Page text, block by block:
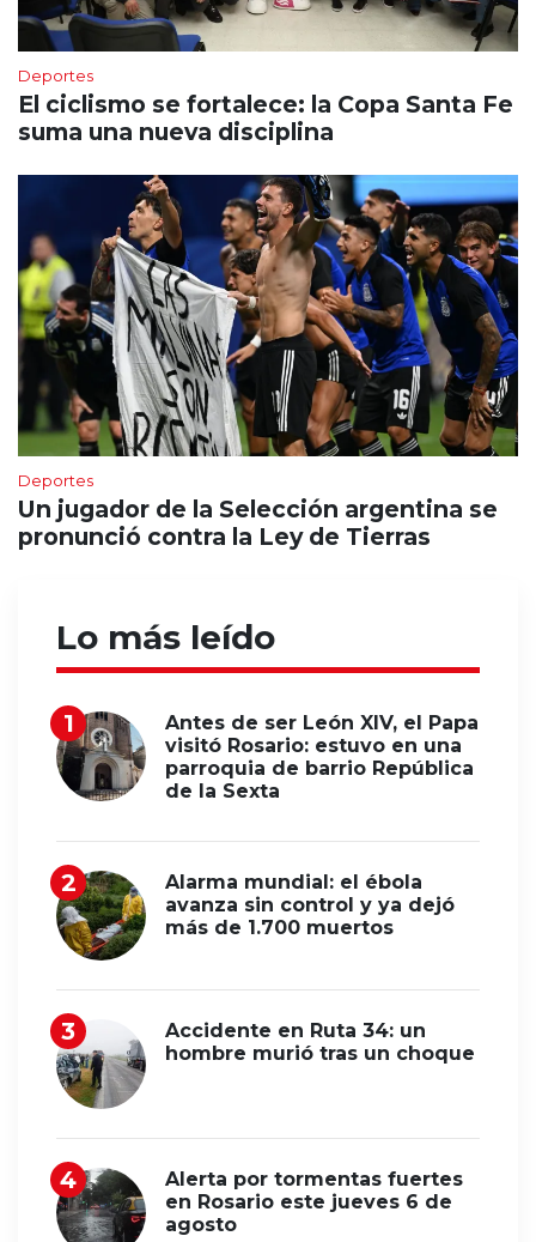
Deportes
El ciclismo se fortalece: la Copa Santa Fe
suma una nueva disciplina
Deportes
Un jugador de la Selección argentina se
pronunció contra la Ley de Tierras
Lo más leído
Antes de ser León XIV, el Papa
visitó Rosario: estuvo en una
parroquia de barrio República
de la Sexta
Alarma mundial: el ébola
avanza sin control y ya dejó
más de 1.700 muertos
Accidente en Ruta 34: un
hombre murió tras un choque
Alerta por tormentas fuertes
en Rosario este jueves 6 de
agosto